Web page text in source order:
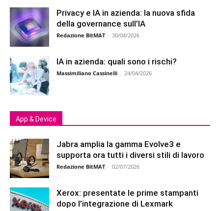
Privacy e IA in azienda: la nuova sfida
della governance sull’IA
Redazione BitMAT - 30/04/2026
IA in azienda: quali sono i rischi?
Massimiliano Cassinelli - 24/04/2026
App & Device
Jabra amplia la gamma Evolve3 e
supporta ora tutti i diversi stili di lavoro
Redazione BitMAT - 02/07/2026
Xerox: presentate le prime stampanti
dopo l’integrazione di Lexmark